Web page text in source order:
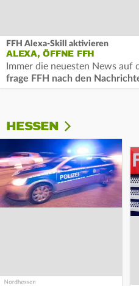
FFH Alexa-Skill aktivieren
ALEXA, ÖFFNE FFH
Immer die neuesten News auf
frage FFH nach den
HESSEN